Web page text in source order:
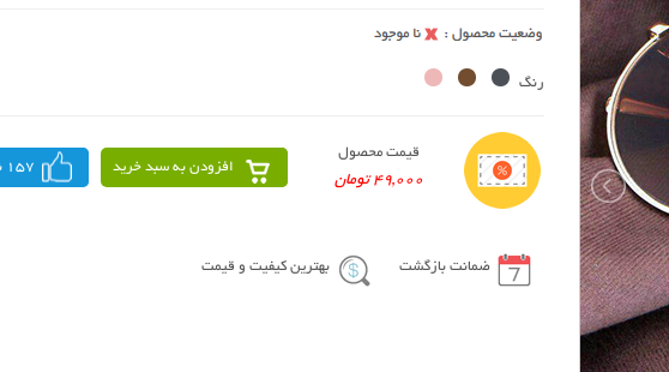
رنگ
قیمت محصول
49,000 تومان
افزودن به سبد خرید 157 نفر
ضمانت بازگشت بهترین کیفیت و قیمت